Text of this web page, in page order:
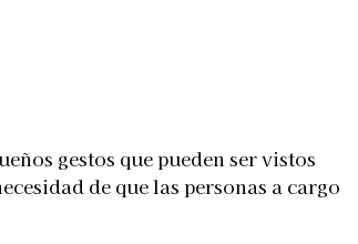
gestos que pueden ser vistos
de que las personas a cargo